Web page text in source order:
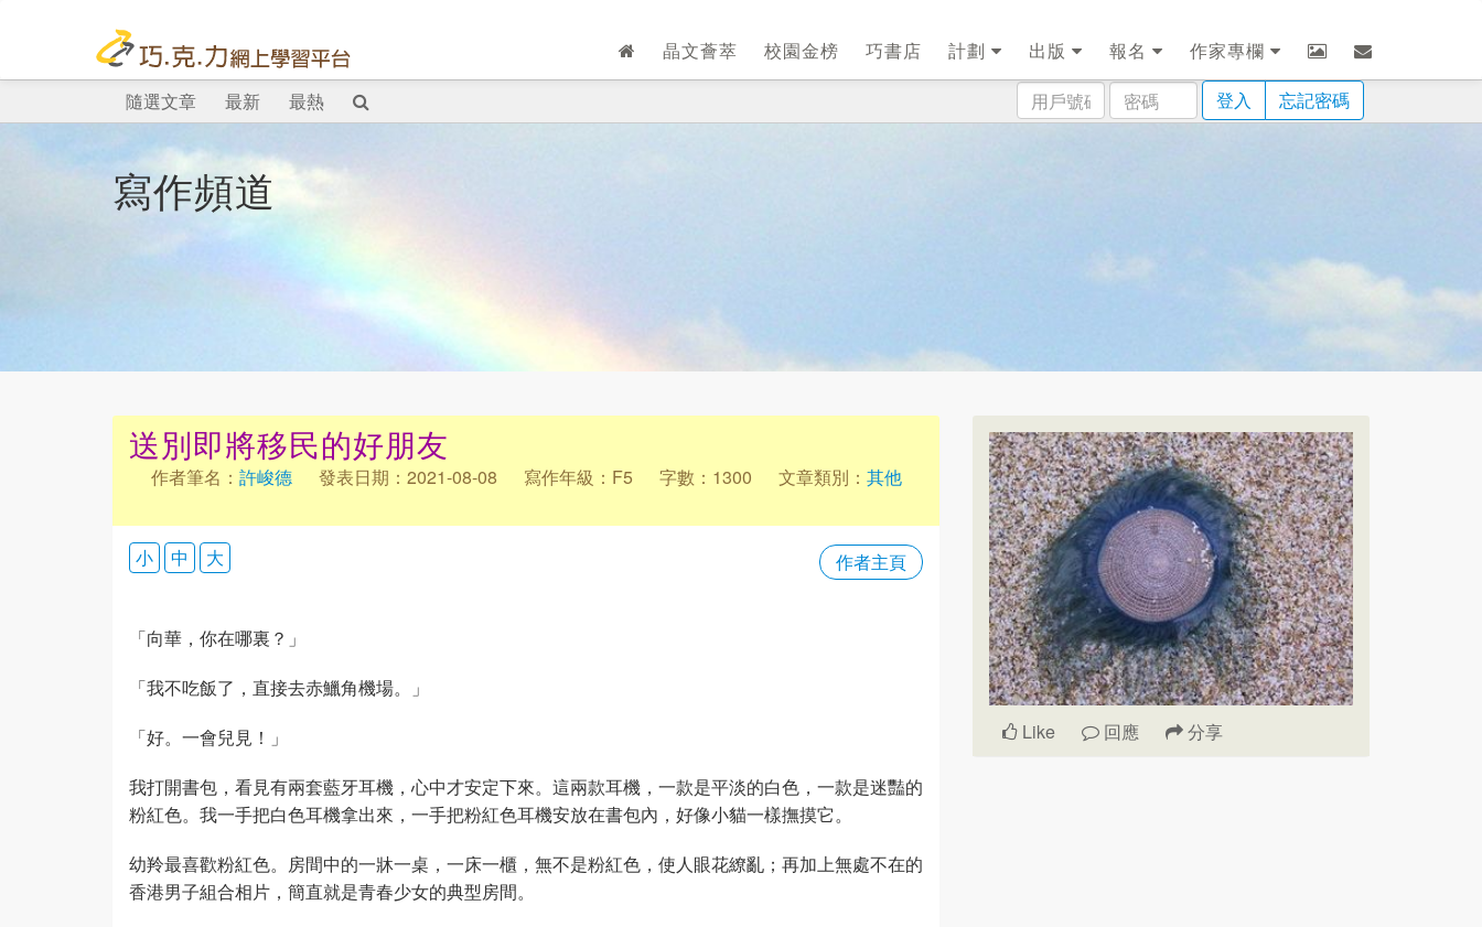
晶文薈萃 校園金榜 巧書店 計劃 出版 報名
作家專欄
用
戶
密
碼
登入 忘記密碼
隨選文章 最新 最熱
寫作頻道
送別即將移民的好朋友
作者筆名： 許峻德 發表日期：2021-08-08 寫作年級：F5 字數：1300 文章類別： 其他
作者主頁
小 中 大
「向華，你在哪裏？」
「我不吃飯了，直接去赤鱲角機場。」
「好。一會兒見！」
我打開書包，看見有兩套藍牙耳機，心中才安定下來。這兩款耳機，一款是平淡的白色，一款是迷豔的
粉紅色。我一手把白色耳機拿出來，一手把粉紅色耳機安放在書包內，好像小貓一樣撫摸它。
幼羚最喜歡粉紅色。房間中的一牀一桌，一床一櫃，無不是粉紅色，使人眼花繚亂；再加上無處不在的
香港男子組合相片，簡直就是青春少女的典型房間。
Like 回應 分享